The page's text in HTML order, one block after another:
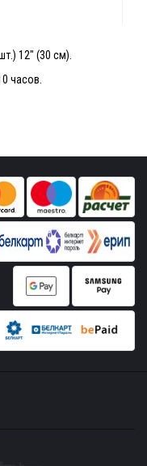
12" (30 см).
часов.